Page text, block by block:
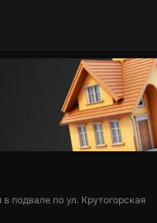
подвале по ул. Крутогорская